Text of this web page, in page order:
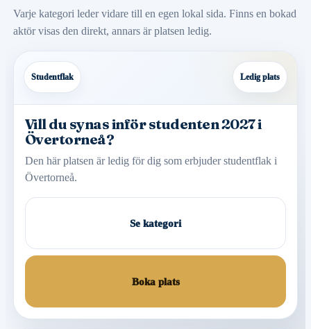
Varje kategori leder vidare till en egen lokal sida. Finns en bokad
aktör visas den direkt, annars är platsen ledig.
Studentflak Ledig plats
Vill du synas inför studenten 2027 i
Övertorneå?
Den här platsen är ledig för dig som erbjuder studentflak i
Övertorneå.
Se kategori
Boka plats